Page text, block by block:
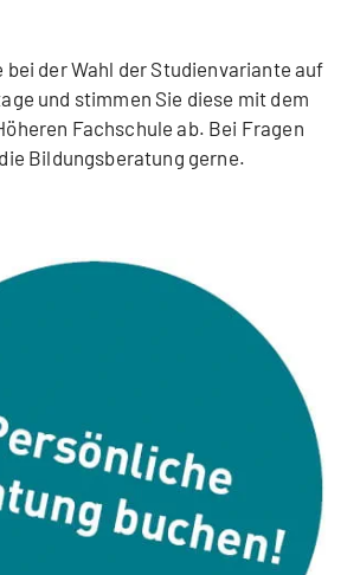
der Wahl der Studienvariante auf
und stimmen Sie diese mit dem
Fachschule ab. Bei Fragen
Bildungsberatung gerne.